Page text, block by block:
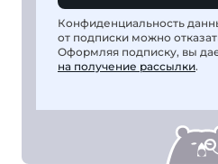
Конфиденциальность
от подписки можно
Оформляя подписку, вы
на получение рассылки.